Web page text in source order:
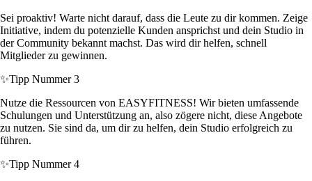
Sei proaktiv! Warte nicht darauf, dass die Leute zu dir kommen. Zeige
Initiative, indem du potenzielle Kunden ansprichst und dein Studio in
der Community bekannt machst. Das wird dir helfen, schnell
Mitglieder zu gewinnen.
✨Tipp Nummer 3
Nutze die Ressourcen von EASYFITNESS! Wir bieten umfassende
Schulungen und Unterstützung an, also zögere nicht, diese Angebote
zu nutzen. Sie sind da, um dir zu helfen, dein Studio erfolgreich zu
führen.
✨Tipp Nummer 4